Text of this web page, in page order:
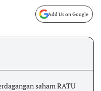
Add Us on Google
saham RATU